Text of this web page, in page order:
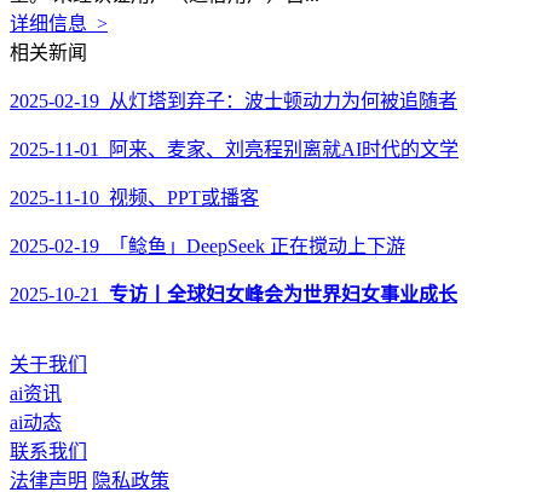
详细信息 >
相关新闻
2025-02-19 从灯塔到弃子：波士顿动力为何被追随者
2025-11-01 阿来、麦家、刘亮程别离就AI时代的文学
2025-11-10 视频、PPT或播客
2025-02-19 「鲶鱼」DeepSeek 正在搅动上下游
2025-10-21 专访丨全球妇女峰会为世界妇女事业成长
关于我们
ai资讯
ai动态
联系我们
法律声明 隐私政策